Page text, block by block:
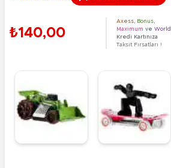
₺140,00
Axess Bonus
Maximum ve World
Kredi Kartınıza
Taksit Fırsatları !